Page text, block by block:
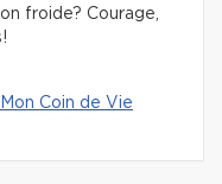
froide? Courage,
Coin de Vie